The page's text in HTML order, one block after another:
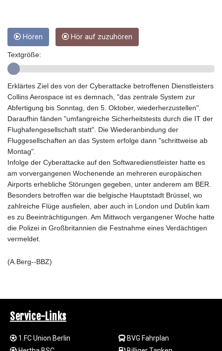
GEL 3.013436
GGP 0.856496
GMD 85.276242
GNF
10139.201975
GTQ 8.809317
GYD 241.539903
HKD 9.040442
HNL 30.944652
HTG 150.95029
HUF 366.519917
IDR
20604.535143
ILS 3.465739
IMP 0.856496
INR 109.762882
JMD 183.008911
KES 149.119782
Hören Hör auf zuzuhören
Textgröße:
Erklärtes Ziel des von der Cyberattacke betroffenen Dienstleisters
Collins Aerospace ist es demnach, "das zentrale System zur
Abfertigung bis Sonntag, den 5. Oktober, wiederherzustellen".
Daraufhin fänden "umfangreiche Sicherheitstests durch die IT der
Flughafengesellschaft statt". Die Wiederanbindung der
Fluggesellschaften an das System erfolge dann "schrittweise ab
Montag".
Infolge der Cyberattacke auf den Softwaredienstleister hatte es
am vorvergangenen Wochenende an mehreren europäischen
Airports erhebliche Störungen gegeben, unter anderem am BER.
Besonders betroffen war die belgische Hauptstadt Brüssel, wo
zahlreiche Flüge ausfielen, aber auch in London und Dublin kam
es zu Beeinträchtigungen. Am Mittwoch vergangener Woche hatte
die Polizei in Großbritannien die Festnahme eines Verdächtigen
vermeldet.
(A.Berg--BBZ)
Service-Links
1.FC Union Berlin
BVG Fahrplan